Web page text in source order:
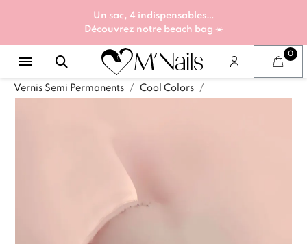
Un sac, 4 indispensables…
Découvrez notre beach bag ☀️
Vernis Semi Permanents Cool Colors